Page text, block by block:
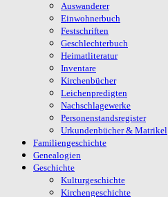
Auswanderer
Einwohnerbuch
Festschriften
Geschlechterbuch
Heimatliteratur
Inventare
Kirchenbücher
Leichenpredigten
Nachschlagewerke
Personenstandsregister
Urkundenbücher & Matrikel
Familiengeschichte
Genealogien
Geschichte
Kulturgeschichte
Kirchengeschichte